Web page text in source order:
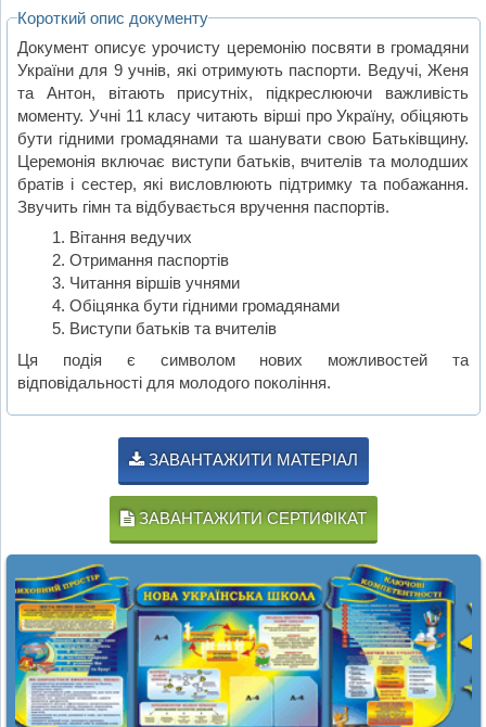
Короткий опис документу
Документ описує урочисту церемонію посвяти в громадяни
України для 9 учнів, які отримують паспорти. Ведучі, Женя
та Антон, вітають присутніх, підкреслюючи важливість
моменту. Учні 11 класу читають вірші про Україну, обіцяють
бути гідними громадянами та шанувати свою Батьківщину.
Церемонія включає виступи батьків, вчителів та молодших
братів і сестер, які висловлюють підтримку та побажання.
Звучить гімн та відбувається вручення паспортів.
Вітання ведучих
Отримання паспортів
Читання віршів учнями
Обіцянка бути гідними громадянами
Виступи батьків та вчителів
Ця подія є символом нових можливостей та
відповідальності для молодого покоління.
ЗАВАНТАЖИТИ МАТЕРІАЛ
ЗАВАНТАЖИТИ СЕРТИФІКАТ